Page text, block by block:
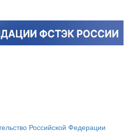
Российской Федерации